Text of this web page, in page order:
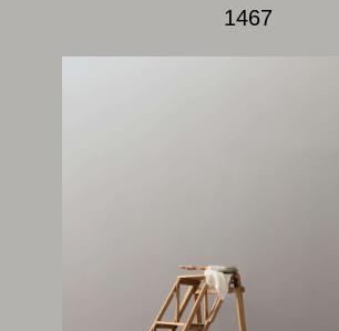
1467